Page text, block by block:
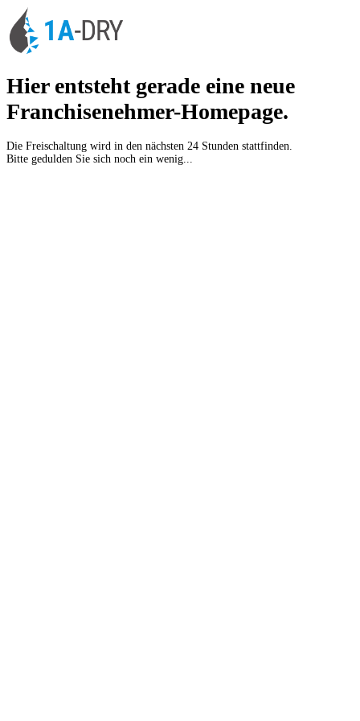
Hier entsteht gerade eine neue
Franchisenehmer-Homepage.
Die Freischaltung wird in den nächsten 24 Stunden stattfinden.
Bitte gedulden Sie sich noch ein wenig...